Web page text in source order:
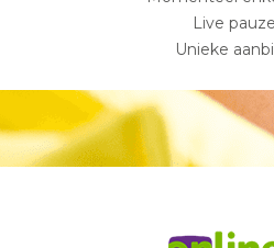
Live
Unieke